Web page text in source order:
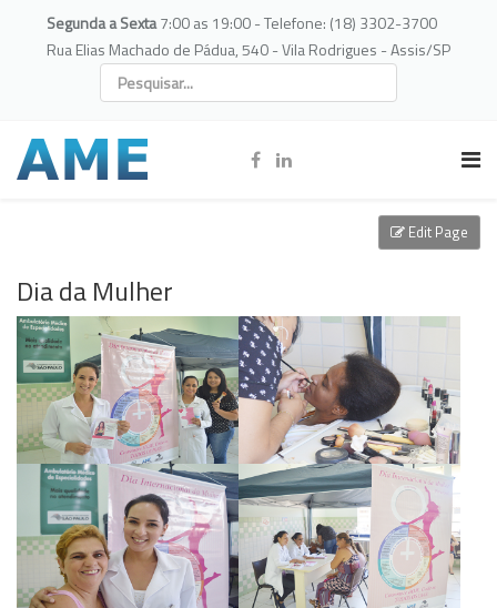
Segunda a Sexta7:00 as 19:00 - Telefone: (18) 3302-3700
Rua Elias Machado de Pádua, 540 - Vila Rodrigues - Assis/SP
Dia da Mulher
Edit Page